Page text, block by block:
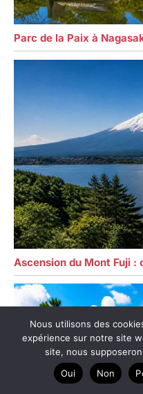
Parc de la Paix à
Ascension du Mont Fuji
Nous utilisons des
expérience sur notre site
site, nous
Oui
Non